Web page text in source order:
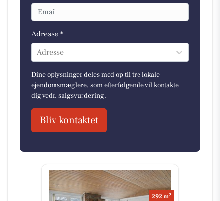
Adresse *
Adresse
Dine oplysninger deles med op til tre lokale
ejendomsmæglere, som efterfølgende vil kontakte
dig vedr. salgsvurdering.
Bliv kontaktet
292 m2